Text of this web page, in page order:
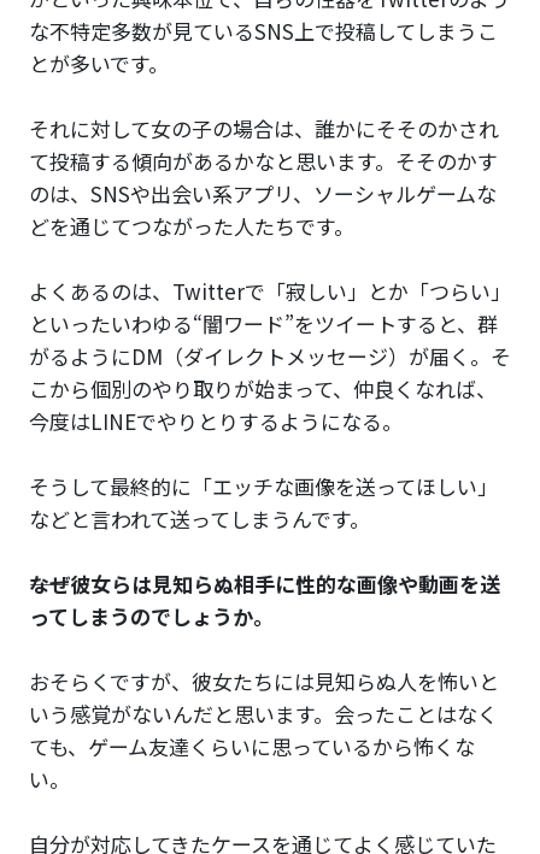
な不特定多数が見ているSNS上で投稿してしまうこ
とが多いです。
それに対して女の子の場合は、誰かにそそのかされ
て投稿する傾向があるかなと思います。そそのかす
のは、SNSや出会い系アプリ、ソーシャルゲームな
どを通じてつながった人たちです。
よくあるのは、Twitterで「寂しい」とか「つらい」
といったいわゆる“闇ワード”をツイートすると、群
がるようにDM（ダイレクトメッセージ）が届く。そ
こから個別のやり取りが始まって、仲良くなれば、
今度はLINEでやりとりするようになる。
そうして最終的に「エッチな画像を送ってほしい」
などと言われて送ってしまうんです。
――なぜ彼女らは見知らぬ相手に性的な画像や動画を送
ってしまうのでしょうか。
おそらくですが、彼女たちには見知らぬ人を怖いと
いう感覚がないんだと思います。会ったことはなく
ても、ゲーム友達くらいに思っているから怖くな
い。
自分が対応してきたケースを通じてよく感じていた